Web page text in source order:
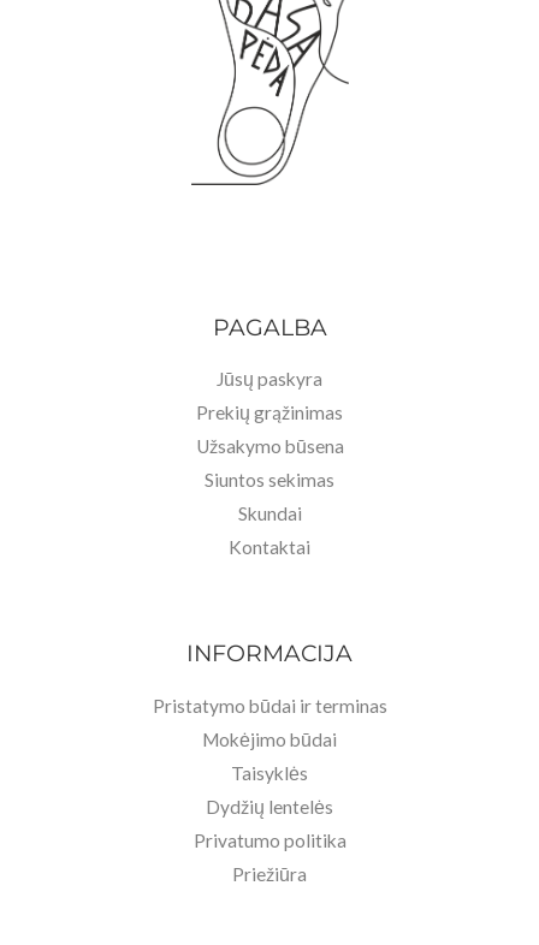
PAGALBA
Jūsų paskyra
Prekių grąžinimas
Užsakymo būsena
Siuntos sekimas
Skundai
Kontaktai
INFORMACIJA
Pristatymo būdai ir terminas
Mokėjimo būdai
Taisyklės
Dydžių lentelės
Privatumo politika
Priežiūra